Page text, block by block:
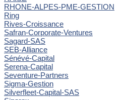
RHONE-ALPES-PME-GESTION
Ring
Rives-Croissance
Safran-Corporate-Ventures
Sagard-SAS
SEB-Alliance
Sénévé-Capital
Serena-Capital
Seventure-Partners
Sigma-Gestion
Silverfleet-Capital-SAS